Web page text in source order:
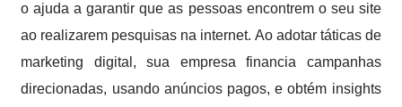
o ajuda a garantir que as pessoas encontrem o seu site
ao realizarem pesquisas na internet. Ao adotar táticas de
marketing digital, sua empresa financia campanhas
direcionadas, usando anúncios pagos, e obtém insights